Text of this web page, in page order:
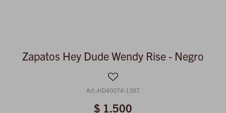
Zapatos Hey Dude Wendy Rise - Negro
HD40074-1397
$ 1.500